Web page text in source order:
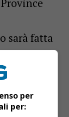
sarà fatta
–
– che
e
su
per
per: